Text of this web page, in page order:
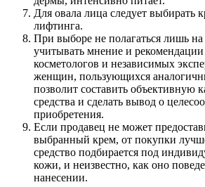
Для овала лица следует выбирать
лифтинга.
При выборе не полагаться лишь на
учитывать мнение и
косметологов и независимых
женщин, пользующихся
позволит составить объективную
средства и сделать вывод о
приобретения.
Если продавец не может
выбранный крем, от покупки
средство подбирается под
кожи, и неизвестно, как оно
нанесении.